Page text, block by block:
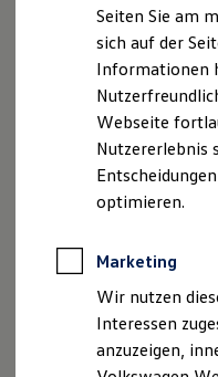
Besitzer & Service
Reparatur &
Sommer-
Service-
ServicePlus
Economy
Räder &
Software,
California
VW
VW
VW
VW
Connect
Sebastian Heiny
Umsatzsteuer-ID
Umsatzsteuer-
Wir sind nicht bereit
Seiten Sie am
sich auf der
Informationen
Webseite
Nutzererlebnis
optimieren.
Marketing
Wir nutzen
Interessen
anzuzeigen,